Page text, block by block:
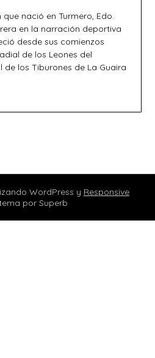
nació en Turmero, Edo.
en la narración deportiva
desde sus comienzos
de los Leones del
los Tiburones de La Guaira
WordPress y Responsive
por Superb